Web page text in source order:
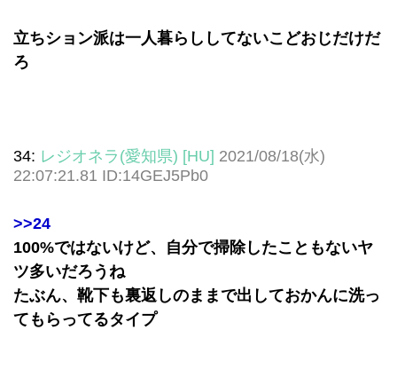
立ちション派は一人暮らししてないこどおじだけだ
ろ
34: レジオネラ(愛知県) [HU] 2021/08/18(水)
22:07:21.81 ID:14GEJ5Pb0
>>24
100%ではないけど、自分で掃除したこともないヤ
ツ多いだろうね
たぶん、靴下も裏返しのままで出しておかんに洗っ
てもらってるタイプ